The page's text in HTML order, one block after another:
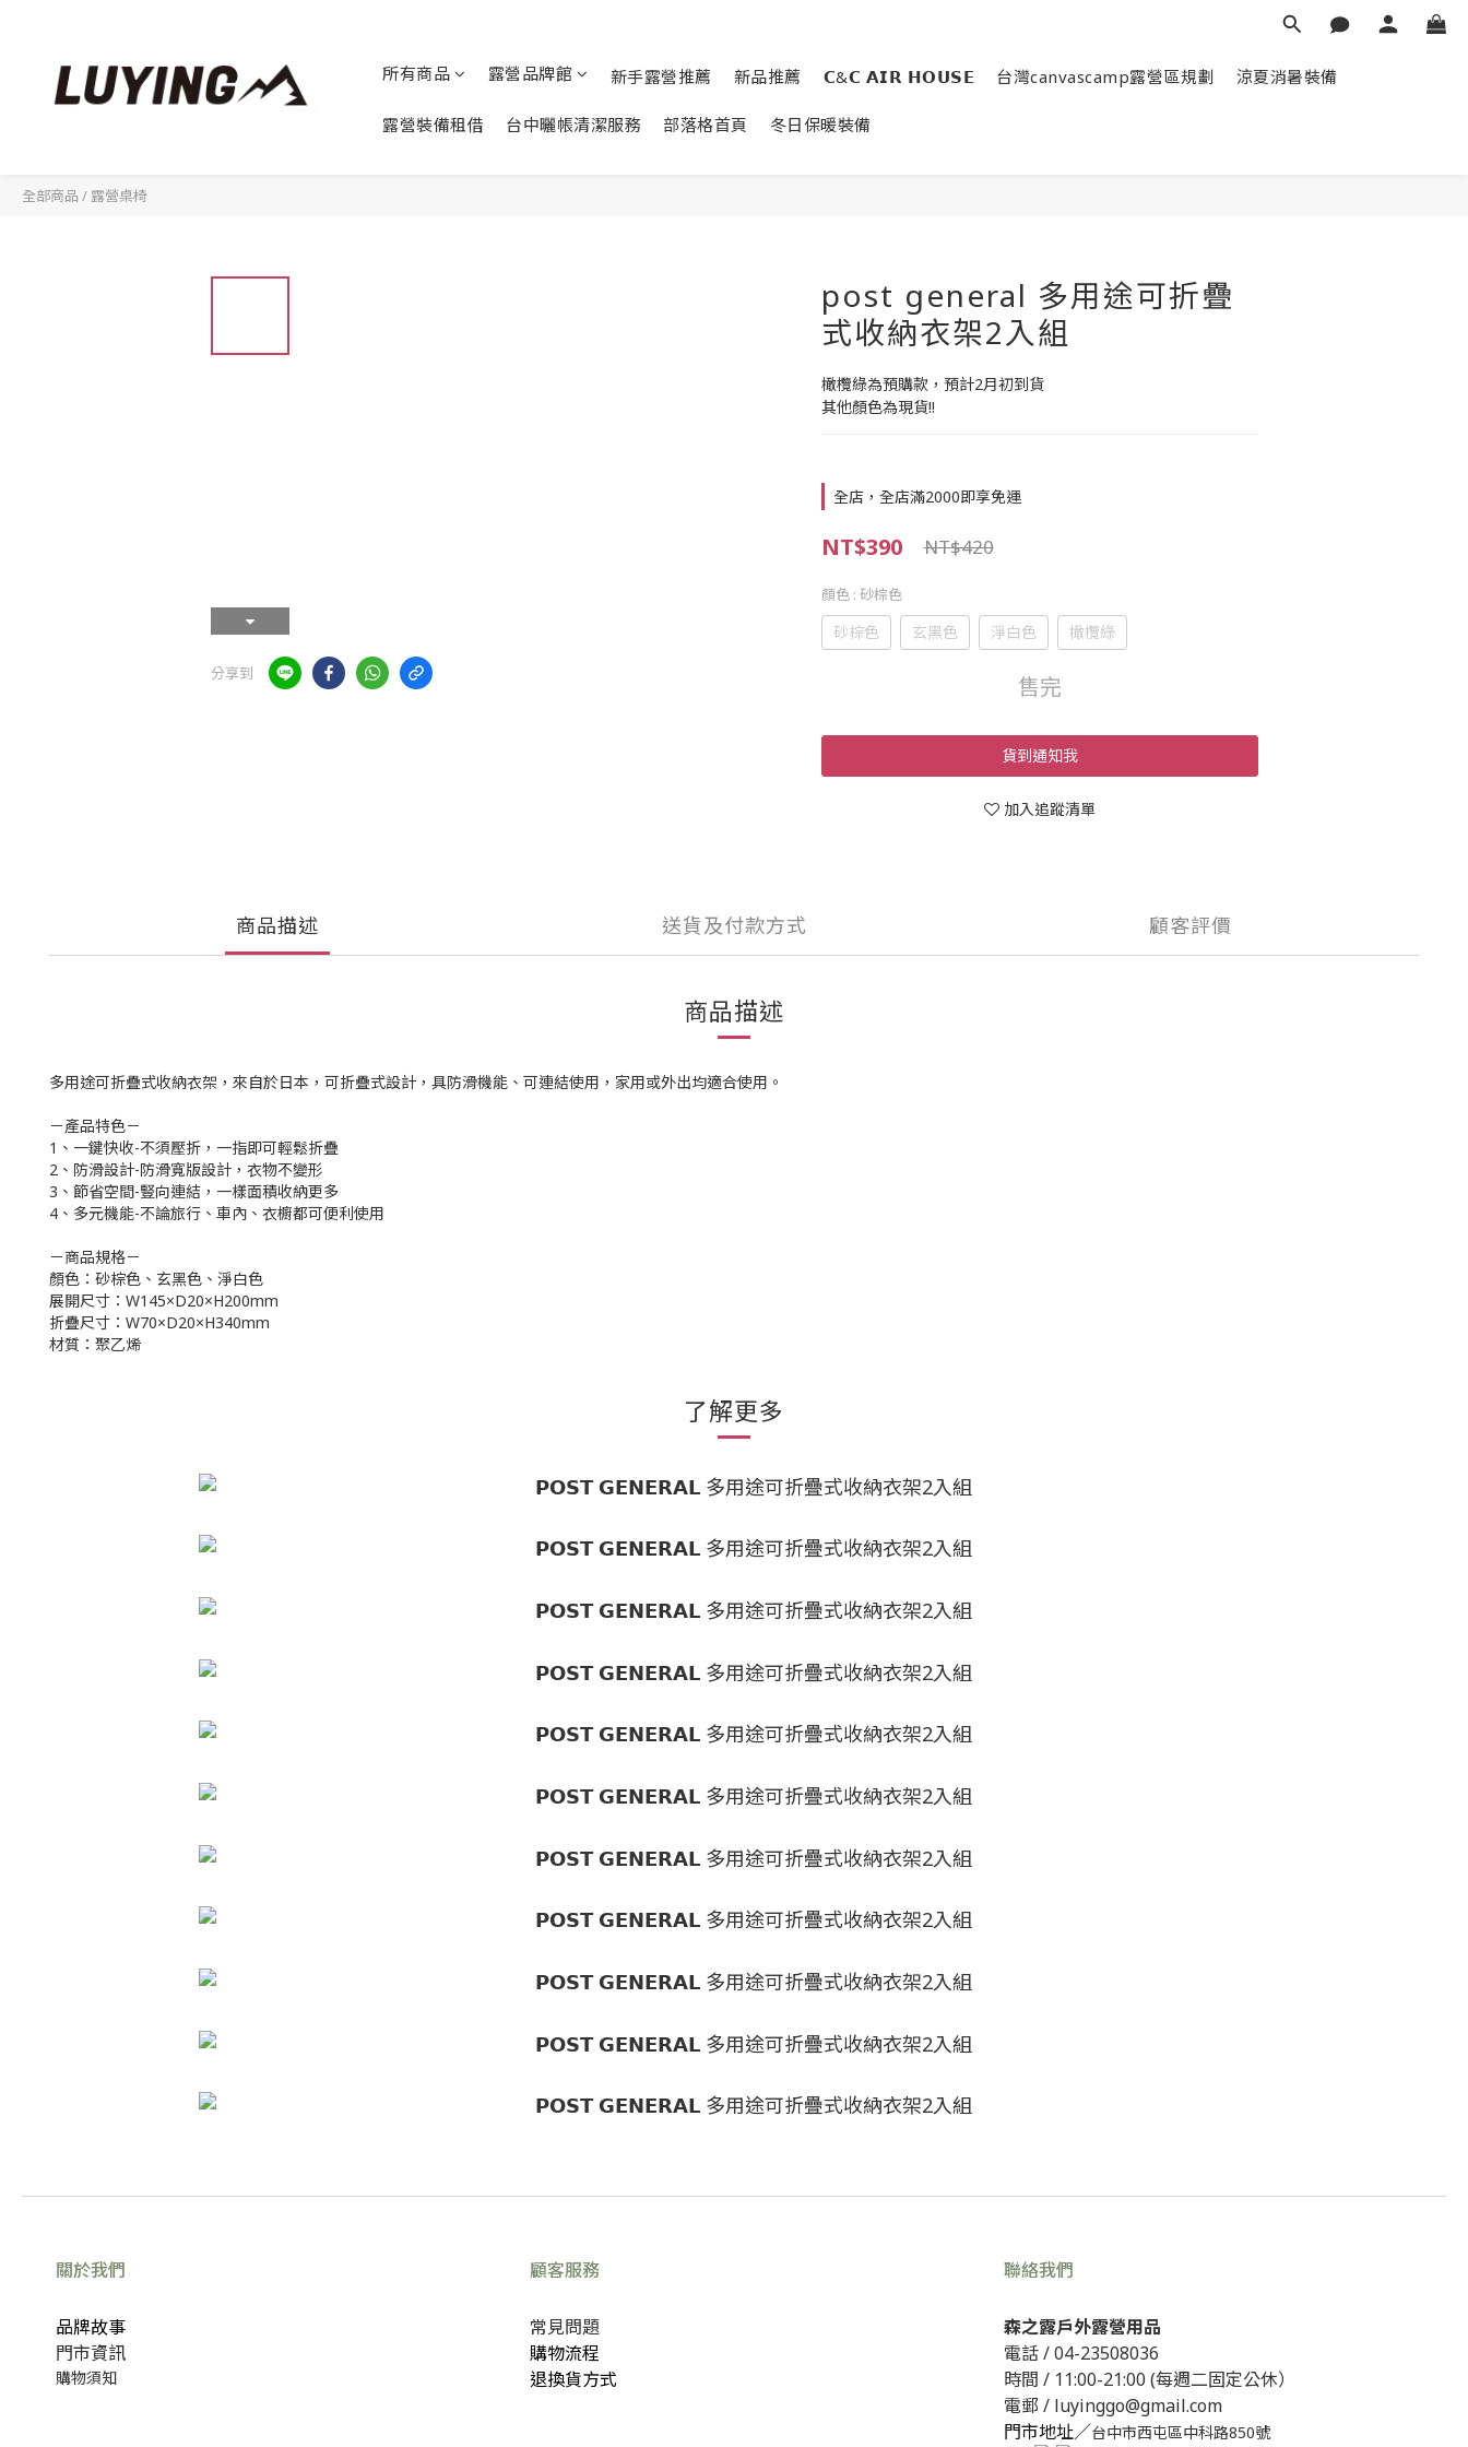
所有商品 露營品牌館 新手露營推薦 新品推薦 𝗖&𝗖 𝗔𝗜𝗥 𝗛𝗢𝗨𝗦𝗘 台灣canvascamp露營區規劃 涼夏消暑裝備
露營裝備租借 台中曬帳清潔服務 部落格首頁 冬日保暖裝備
全部商品 / 露營桌椅
分享到
post general 多用途可折疊
式收納衣架2入組
橄欖綠為預購款，預計2月初到貨
其他顏色為現貨!!
全店，全店滿2000即享免運
NT$390 NT$420
顏色 : 砂棕色
砂棕色 玄黑色 淨白色 橄欖綠
售完
貨到通知我
加入追蹤清單
商品描述 送貨及付款方式 顧客評價
商品描述
多用途可折疊式收納衣架，來自於日本，可折疊式設計，具防滑機能、可連結使用，家用或外出均適合使用。
－產品特色－
1、一鍵快收-不須壓折，一指即可輕鬆折疊
2、防滑設計-防滑寬版設計，衣物不變形
3、節省空間-豎向連結，一樣面積收納更多
4、多元機能-不論旅行、車內、衣櫥都可便利使用
－商品規格－
顏色：砂棕色、玄黑色、淨白色
展開尺寸：W145×D20×H200mm
折疊尺寸：W70×D20×H340mm
材質：聚乙烯
了解更多
關於我們
品牌故事
門市資訊
購物須知
顧客服務
常見問題
購物流程
退換貨方式
聯絡我們
森之露戶外露營用品
電話 /04-23508036
時間 / 11:00-21:00 (每週二固定公休）
電郵 / luyinggo@gmail.com
門市地址／台中市西屯區中科路850號